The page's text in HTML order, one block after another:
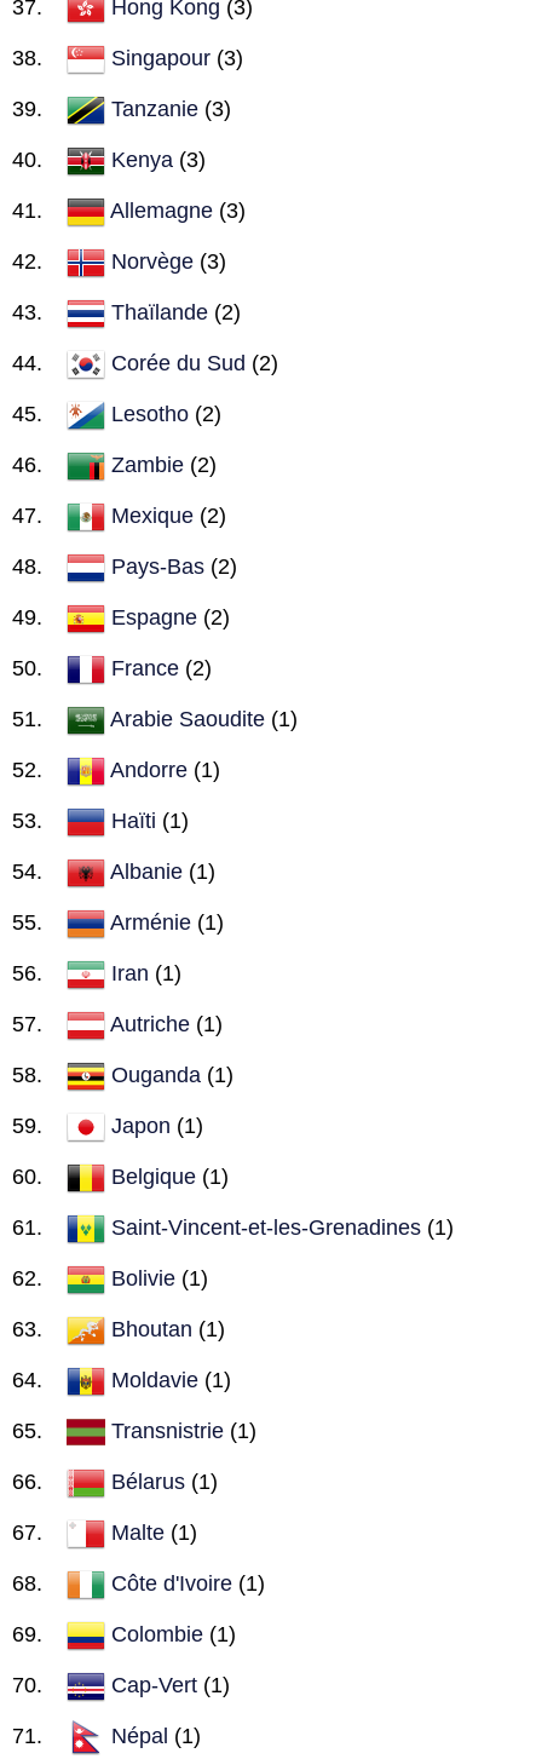
Hong Kong (3)
Singapour (3)
Tanzanie (3)
Kenya (3)
Allemagne (3)
Norvège (3)
Thaïlande (2)
Corée du Sud (2)
Lesotho (2)
Zambie (2)
Mexique (2)
Pays-Bas (2)
Espagne (2)
France (2)
Arabie Saoudite (1)
Andorre (1)
Haïti (1)
Albanie (1)
Arménie (1)
Iran (1)
Autriche (1)
Ouganda (1)
Japon (1)
Belgique (1)
Saint-Vincent-et-les-Grenadines (1)
Bolivie (1)
Bhoutan (1)
Moldavie (1)
Transnistrie (1)
Bélarus (1)
Malte (1)
Côte d'Ivoire (1)
Colombie (1)
Cap-Vert (1)
Népal (1)